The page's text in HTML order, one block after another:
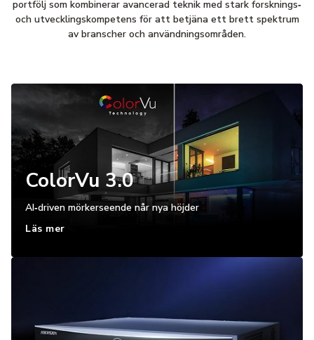
portfölj som kombinerar avancerad teknik med stark forsknings‑
och utvecklingskompetens för att betjäna ett brett spektrum
av branscher och användningsområden.
ColorVu 3.0
AI‑driven mörkerseende når nya höjder
Läs mer